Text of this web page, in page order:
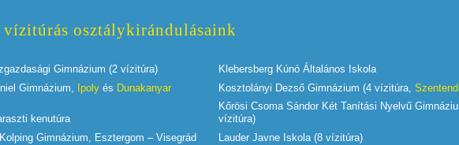
osztálykirándulásaink
Gimnázium (2 vízitúra)
Gimnázium, Ipoly és Dunakanyar
kenutúra
Gimnázium, Esztergom – Visegrád
Klebersberg Kúnó Általános Iskola
Kosztolányi Dezső Gimnázium (4 vízitúra,
Kőrösi Csoma Sándor Két Tanítási Nyelvű
vízitúra)
Lauder Javne Iskola (8 vízitúra)